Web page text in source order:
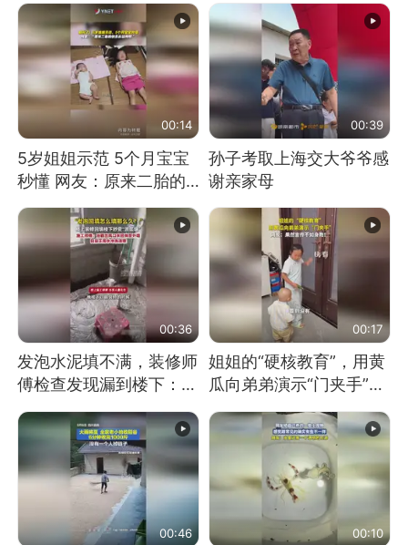
00:14
5岁姐姐示范 5个月宝宝
秒懂 网友：原来二胎的
快乐长这样
00:39
孙子考取上海交大爷爷感
谢亲家母
00:36
发泡水泥填不满，装修师
傅检查发现漏到楼下：出
风口未延伸到外墙
00:17
姐姐的“硬核教育”，用黄
瓜向弟弟演示“门夹手”，
网友：果然言传不如身
教！
00:46 00:10